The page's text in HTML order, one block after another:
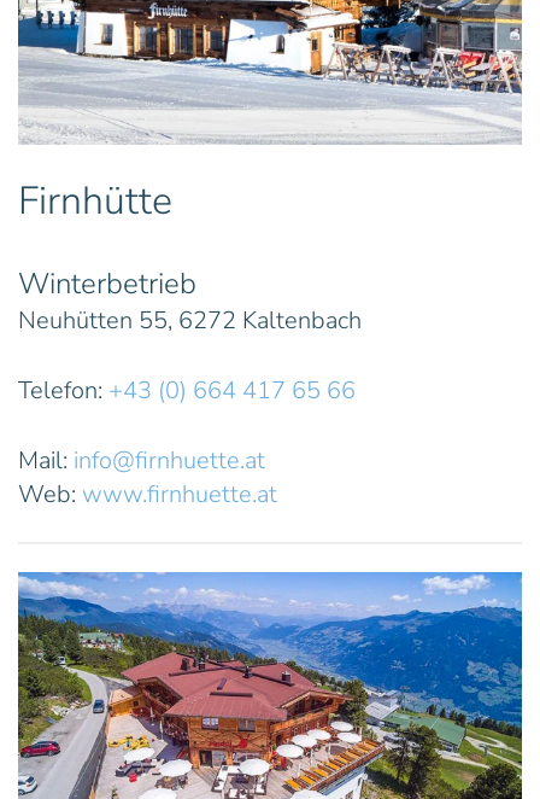
Firnhütte
Winterbetrieb
Neuhütten 55, 6272 Kaltenbach
Telefon: +43 (0) 664 417 65 66
Mail: info@firnhuette.at
Web: www.firnhuette.at